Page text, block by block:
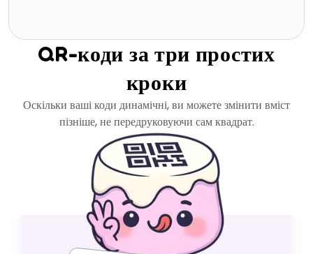
QR-коди за три простих
кроки
Оскільки ваші коди динамічні, ви можете змінити вміст
пізніше, не передруковуючи сам квадрат.